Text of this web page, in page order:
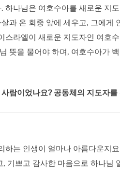
나님은 여호수아를 새로운 지
과 온 회중 앞에 세우고, 그에
라엘이 새로운 지도자인 여호
뜻을 물어야 하며, 여호수아
람이었나요? 공동체의 지도자
는 인생이 얼마나 아름다운지
기쁘고 감사한 마음으로 하나님